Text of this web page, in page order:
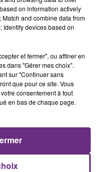
LA CHUTE
LIGNE À...
: MARIE
on information actively
and combine data from
Identify devices based on
et fermer", ou affiner en
dans "Gérer mes choix".
sur "Continuer sans
que pour ce site. Vous
consentement à tout
en bas de chaque page.